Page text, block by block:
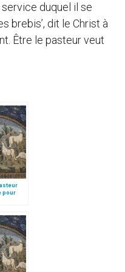
duquel il se
brebis’, dit le Christ à
Être le pasteur veut
pour